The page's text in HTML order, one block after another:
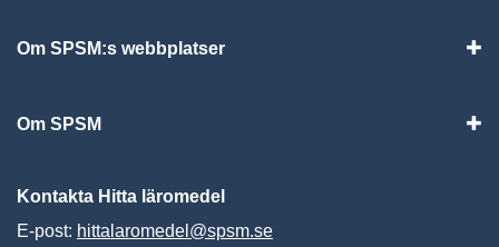
Om SPSM:s webbplatser
Om SPSM
Kontakta Hitta läromedel
E-post: hittalaromedel@spsm.se